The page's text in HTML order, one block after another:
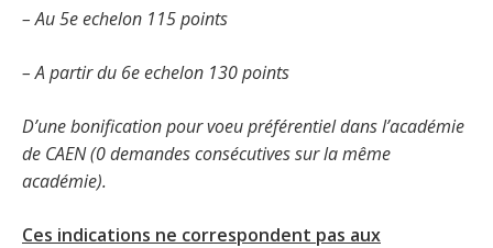
– Au 5e echelon 115 points
– A partir du 6e echelon 130 points
D’une bonification pour voeu préférentiel dans l’académie
de CAEN (0 demandes consécutives sur la même
académie).
Ces indications ne correspondent pas aux